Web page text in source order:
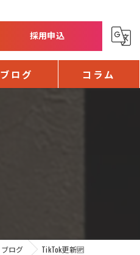
採用申込
ブログ コラム
ブログ TikTok更新🆙